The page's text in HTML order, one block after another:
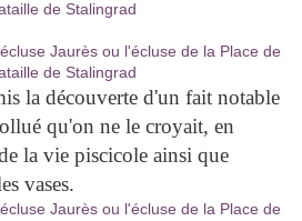
la découverte d'un fait notable
qu'on ne le croyait, en
la vie piscicole ainsi que
vases.